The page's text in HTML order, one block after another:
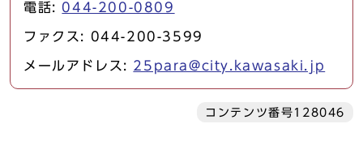
電話: 044-200-0809
ファクス: 044-200-3599
メールアドレス: 25para@city.kawasaki.jp
コンテンツ番号128046